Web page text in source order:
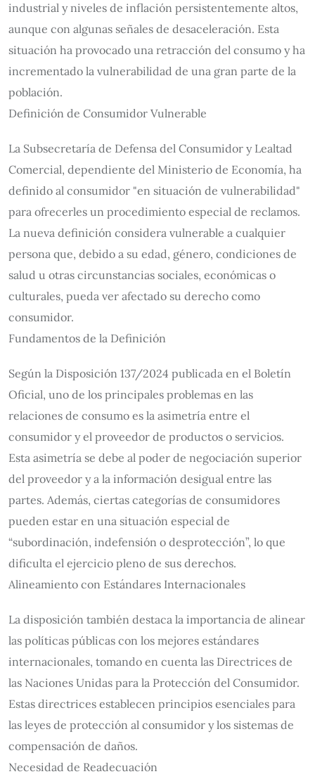
industrial y niveles de inflación persistentemente altos,
aunque con algunas señales de desaceleración. Esta
situación ha provocado una retracción del consumo y ha
incrementado la vulnerabilidad de una gran parte de la
población.
Definición de Consumidor Vulnerable
La Subsecretaría de Defensa del Consumidor y Lealtad
Comercial, dependiente del Ministerio de Economía, ha
definido al consumidor "en situación de vulnerabilidad"
para ofrecerles un procedimiento especial de reclamos.
La nueva definición considera vulnerable a cualquier
persona que, debido a su edad, género, condiciones de
salud u otras circunstancias sociales, económicas o
culturales, pueda ver afectado su derecho como
consumidor.
Fundamentos de la Definición
Según la Disposición 137/2024 publicada en el Boletín
Oficial, uno de los principales problemas en las
relaciones de consumo es la asimetría entre el
consumidor y el proveedor de productos o servicios.
Esta asimetría se debe al poder de negociación superior
del proveedor y a la información desigual entre las
partes. Además, ciertas categorías de consumidores
pueden estar en una situación especial de
“subordinación, indefensión o desprotección”, lo que
dificulta el ejercicio pleno de sus derechos.
Alineamiento con Estándares Internacionales
La disposición también destaca la importancia de alinear
las políticas públicas con los mejores estándares
internacionales, tomando en cuenta las Directrices de
las Naciones Unidas para la Protección del Consumidor.
Estas directrices establecen principios esenciales para
las leyes de protección al consumidor y los sistemas de
compensación de daños.
Necesidad de Readecuación